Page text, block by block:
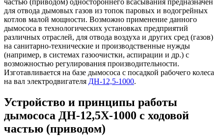
частью (приводом) одностороннего всасывания предназначен
для отвода дымовых газов из топок паровых и водогрейных
котлов малой мощности. Возможно применение данного
дымососа в технологических установках предприятий
различных отраслей, для отвода воздуха и других сред (газов)
на санитарно-технические и производственные нужды
(например, в системах газоочистки, аспирации и др.) с
возможностью регулирования производительности.
Изготавливается на базе дымососа с посадкой рабочего колеса
на вал электродвигателя ДН-12,5-1000.
Устройство и принципы работы
дымососа ДН-12,5Х-1000 с ходовой
частью (приводом)